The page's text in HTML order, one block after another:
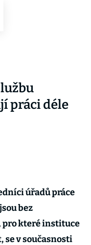
práci déle
úřadů práce
bez
pro které instituce
se v současnosti